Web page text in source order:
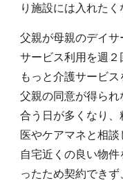
り施設には入れたく
父親が母親のデイ
サービス利用を週
もっと介護サービス
父親の同意が得ら
合う日が多くなり
医やケアマネと相談
自宅近くの良い物
ったため契約でき